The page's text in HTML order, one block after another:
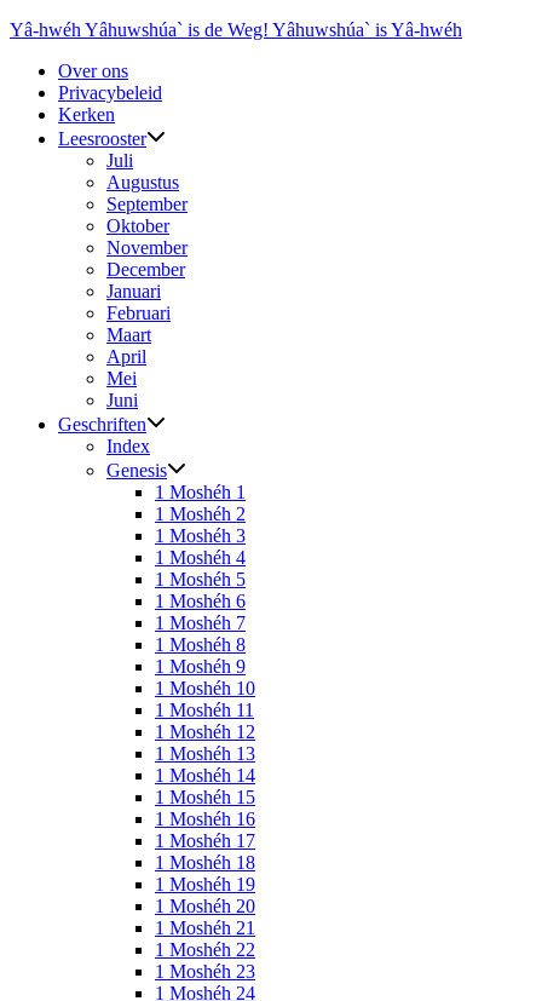
Ga
inhoud
Yâ-hwéh Yâhuwshúa` is de Weg! Yâhuwshúa` is Yâ-hwéh
Over ons
Privacybeleid
Kerken
Leesrooster
Juli
Augustus
September
Oktober
November
December
Januari
Februari
Maart
April
Mei
Juni
Geschriften
Index
Genesis
1 Moshéh 1
1 Moshéh 2
1 Moshéh 3
1 Moshéh 4
1 Moshéh 5
1 Moshéh 6
1 Moshéh 7
1 Moshéh 8
1 Moshéh 9
1 Moshéh 10
1 Moshéh 11
1 Moshéh 12
1 Moshéh 13
1 Moshéh 14
1 Moshéh 15
1 Moshéh 16
1 Moshéh 17
1 Moshéh 18
1 Moshéh 19
1 Moshéh 20
1 Moshéh 21
1 Moshéh 22
1 Moshéh 23
1 Moshéh 24